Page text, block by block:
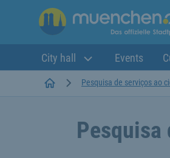
City hall Events
StartseitePesquisa de serviços ao
Pesquisa